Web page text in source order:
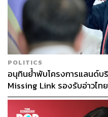
POLITICS
อนุทินย้ำพับโครงการแลนด์บ
Missing Link รองรับอ่าวไท